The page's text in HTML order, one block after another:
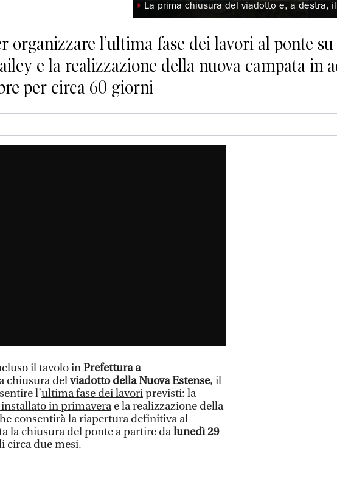
◗ La prima chiusura del viadotto e, a destra,
organizzare l’ultima fase dei lavori al ponte
e la realizzazione della nuova campata in
per circa 60 giorni
il tavolo inPrefettura a
chiusura delviadotto della Nuova Estense, il
l’ultima fase dei lavoriprevisti: la
in primaverae la realizzazione della
consentirà la riapertura definitiva al
la chiusura del ponte a partire dalunedì 29
circa due mesi.